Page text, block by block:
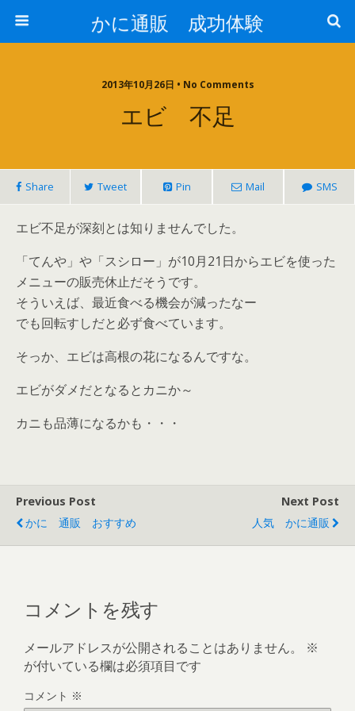
かに通販 成功体験
2013年10月26日 • No Comments
エビ 不足
Share Tweet Pin Mail SMS
エビ不足が深刻とは知りませんでした。
「てんや」や「スシロー」が10月21日からエビを使った
メニューの販売休止だそうです。
そういえば、最近食べる機会が減ったなー
でも回転すしだと必ず食べています。
そっか、エビは高根の花になるんですな。
エビがダメだとなるとカニか～
カニも品薄になるかも・・・
Previous Post
かに 通販 おすすめ
Next Post
人気 かに通販
コメントを残す
メールアドレスが公開されることはありません。
※
が付いている欄は必須項目です
コメント ※